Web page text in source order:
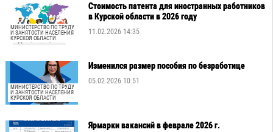
МИНИСТЕРСТВО ПО ТРУДУ
И ЗАНЯТОСТИ НАСЕЛЕНИЯ
КУРСКОЙ ОБЛАСТИ
Стоимость патента для иностранных работников
в Курской области в 2026 году
11.02.2026 14:35
МИНИСТЕРСТВО ПО ТРУДУ
И ЗАНЯТОСТИ НАСЕЛЕНИЯ
КУРСКОЙ ОБЛАСТИ
Изменился размер пособия по безработице
05.02.2026 10:51
Ярмарки вакансий в феврале 2026 г.